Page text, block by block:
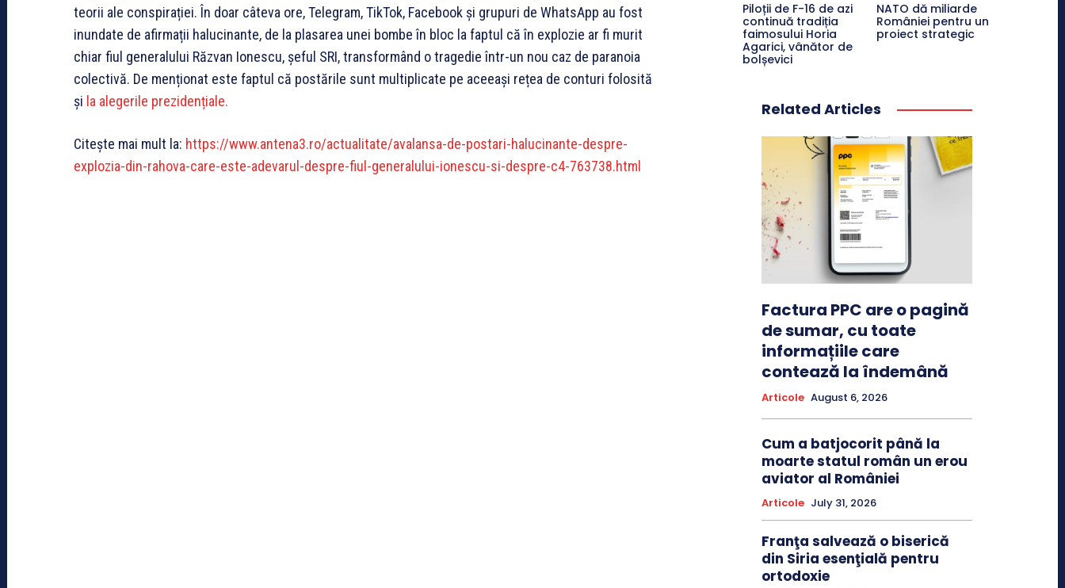
teorii ale conspirației. În doar câteva ore, Telegram, TikTok, Facebook și grupuri de WhatsApp au fost
inundate de afirmații halucinante, de la plasarea unei bombe în bloc la faptul că în explozie ar fi murit
chiar fiul generalului Răzvan Ionescu, șeful SRI, transformând o tragedie într-un nou caz de paranoia
colectivă. De menționat este faptul că postările sunt multiplicate pe aceeași rețea de conturi folosită
și la alegerile prezidențiale.
Citește mai mult la: https://www.antena3.ro/actualitate/avalansa-de-postari-halucinante-despre-
explozia-din-rahova-care-este-adevarul-despre-fiul-generalului-ionescu-si-despre-c4-763738.html
Piloții de F-16 de azi
continuă tradiția
faimosului Horia
Agarici, vânător de
bolșevici
NATO dă miliarde
României pentru un
proiect strategic
Related Articles
Factura PPC are o pagină
de sumar, cu toate
informațiile care
contează la îndemână
Articole August 6, 2026
Cum a batjocorit până la
moarte statul român un erou
aviator al României
Articole July 31, 2026
Franţa salvează o biserică
din Siria esenţială pentru
ortodoxie